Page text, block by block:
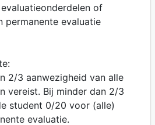
of
permanente evaluatie
2/3 aanwezigheid van alle
vereist. Bij minder dan 2/3
student 0/20 voor (alle)
evaluatie.